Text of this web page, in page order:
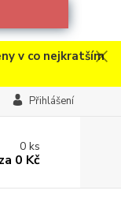
v co nejkratším
Přihlášení
0ks
za 0 Kč